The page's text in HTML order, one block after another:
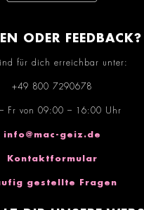
ODER FEEDBACK?
für dich erreichbar unter:
+49 800 7290678
Fr von 09:00 – 16:00 Uhr
info@mac-geiz.de
Kontaktformular
gestellte Fragen